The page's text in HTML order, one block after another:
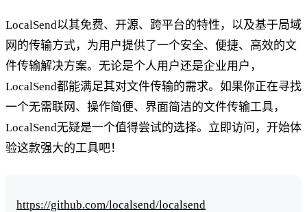
LocalSend以其免费、开源、跨平台的特性，以及基于局域
网的传输方式，为用户提供了一个安全、便捷、高效的文
件传输解决方案。无论是个人用户还是企业用户，
LocalSend都能满足其对文件传输的需求。如果你正在寻找
一个无需联网、操作简便、界面简洁的文件传输工具，
LocalSend无疑是一个值得尝试的选择。立即访问，开始体
验这款强大的工具吧！
https://github.com/localsend/localsend